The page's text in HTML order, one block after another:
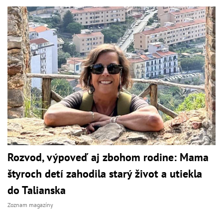
Rozvod, výpoveď aj zbohom rodine: Mama
štyroch detí zahodila starý život a utiekla
do Talianska
Zoznam magazíny